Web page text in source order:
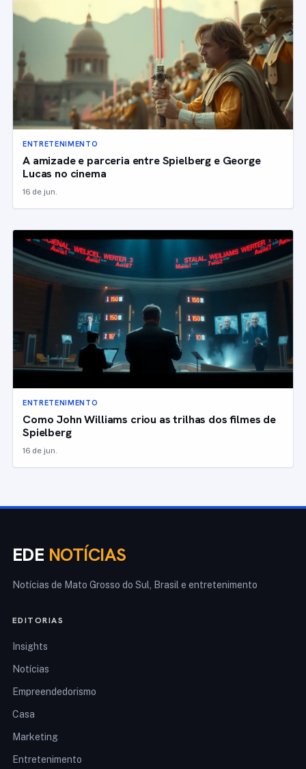
ENTRETENIMENTO
A amizade e parceria entre Spielberg e George
Lucas no cinema
16 de jun.
ENTRETENIMENTO
Como John Williams criou as trilhas dos filmes de
Spielberg
16 de jun.
EDE NOTÍCIAS
Notícias de Mato Grosso do Sul, Brasil e entretenimento
EDITORIAS
Insights
Notícias
Empreendedorismo
Casa
Marketing
Entretenimento